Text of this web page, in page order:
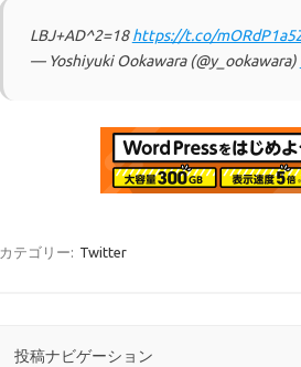
LBJ+AD^2=18https://t.co/
— Yoshiyuki Ookawara (@y_ookawara)
カテゴリー: Twitter
投稿ナビゲーション